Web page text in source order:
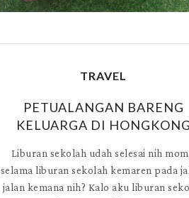
TRAVEL
PETUALANGAN BARENG
KELUARGA DI HONGKONG
Liburan sekolah udah selesai nih
selama liburan sekolah kemaren pada
jalan kemana nih? Kalo aku liburan